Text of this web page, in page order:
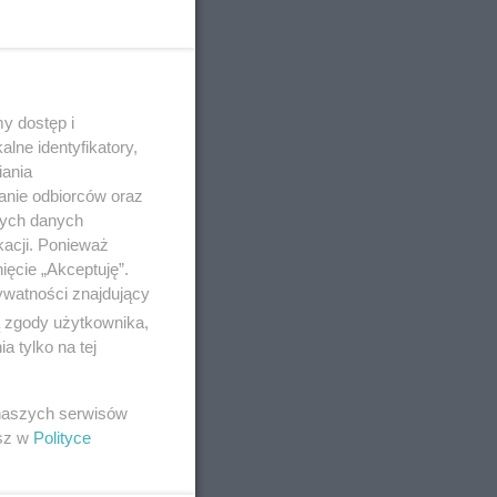
dostęp i
identyfikatory,
odbiorców oraz
danych
Ponieważ
„Akceptuję”.
znajdujący
użytkownika,
tylko na tej
serwisów
w Polityce